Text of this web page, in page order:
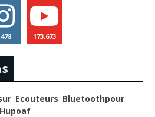
173,673
Ecouteurs Bluetoothpour